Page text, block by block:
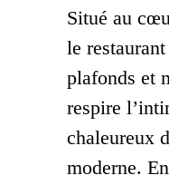
Situé au
le
plafonds et
respire
chaleureux
moderne.